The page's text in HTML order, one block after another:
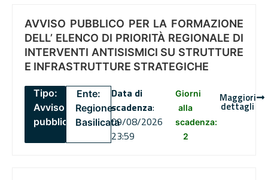
AVVISO PUBBLICO PER LA FORMAZIONE
DELL’ ELENCO DI PRIORITÀ REGIONALE DI
INTERVENTI ANTISISMICI SU STRUTTURE
E INFRASTRUTTURE STRATEGICHE
Tipo:
Avviso
pubblico
Ente:
Regione
Basilicata
Data di
scadenza:
09/08/2026
23:59
Giorni
alla
scadenza:
2
Maggiori
dettagli